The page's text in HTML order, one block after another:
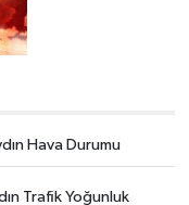
Hava Durumu
Trafik Yoğunluk